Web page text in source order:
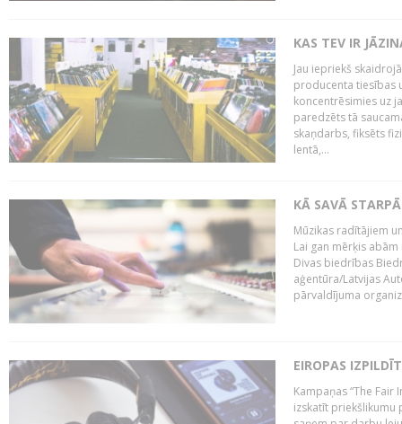
KAS TEV IR
Jau iepriekš
producenta tiesības
koncentrēsimies uz
paredzēts tā
skaņdarbs, fiksēts
lentā,...
KĀ SAVĀ
Mūzikas radītājiem
Lai gan mērķis
Divas biedrības
aģentūra/Latvijas
pārvaldījuma
EIROPAS
Kampaņas “The
izskatīt priekšlikumu